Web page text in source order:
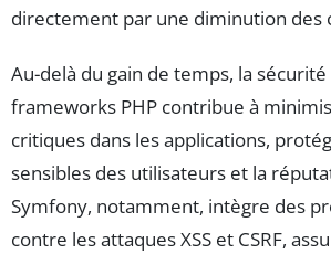
directement par une diminution des
Au-delà du gain de temps, la
frameworks PHP contribue à
critiques dans les applications,
sensibles des utilisateurs et la
Symfony, notamment, intègre des
contre les attaques XSS et CSRF,